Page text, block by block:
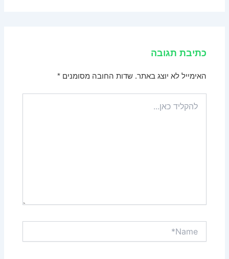
כתיבת תגובה
האימייל לא יוצג באתר. שדות החובה מסומנים*
כאן...